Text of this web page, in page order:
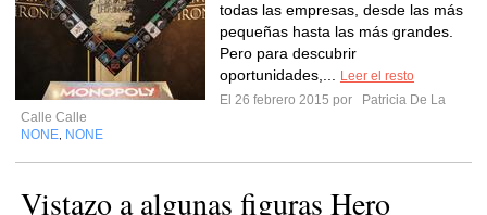
todas las empresas, desde las más
pequeñas hasta las más grandes.
Pero para descubrir
oportunidades,...
Leer el resto
El 26 febrero 2015 por
Patricia De La
Calle Calle
NONE NONE
Vistazo a algunas figuras Hero